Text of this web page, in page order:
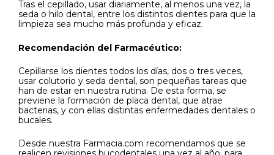
Tras el cepillado, usar diariamente, al menos una vez, la
seda o hilo dental, entre los distintos dientes para que la
limpieza sea mucho más profunda y eficaz.
Recomendación del Farmacéutico:
Cepillarse los dientes todos los días, dos o tres veces,
usar colutorio y seda dental, son pequeñas tareas que
han de estar en nuestra rutina. De esta forma, se
previene la formación de placa dental, que atrae
bacterias, y con ellas distintas enfermedades dentales o
bucales.
Desde nuestra Farmacia.com recomendamos que se